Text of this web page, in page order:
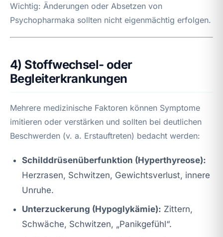
Wichtig: Änderungen oder Absetzen von
Psychopharmaka sollten nicht eigenmächtig erfolgen.
4) Stoffwechsel- oder
Begleiterkrankungen
Mehrere medizinische Faktoren können Symptome
imitieren oder verstärken und sollten bei deutlichen
Beschwerden (v. a. Erstauftreten) bedacht werden:
Schilddrüsenüberfunktion (Hyperthyreose):
Herzrasen, Schwitzen, Gewichtsverlust, innere
Unruhe.
Unterzuckerung (Hypoglykämie): Zittern,
Schwäche, Schwitzen, „Panikgefühl“.